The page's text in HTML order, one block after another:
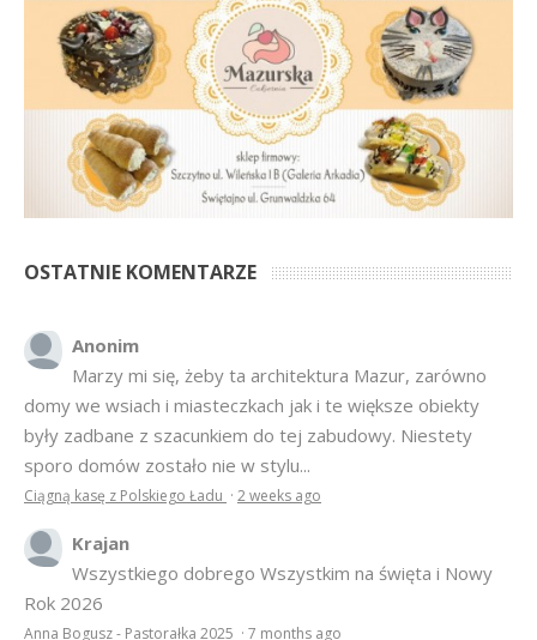
OSTATNIE KOMENTARZE
Anonim
Marzy mi się, żeby ta architektura Mazur, zarówno
domy we wsiach i miasteczkach jak i te większe obiekty
były zadbane z szacunkiem do tej zabudowy. Niestety
sporo domów zostało nie w stylu...
Ciągną kasę z Polskiego Ładu · 2 weeks ago
Krajan
Wszystkiego dobrego Wszystkim na święta i Nowy
Rok 2026
Anna Bogusz - Pastorałka 2025 · 7 months ago